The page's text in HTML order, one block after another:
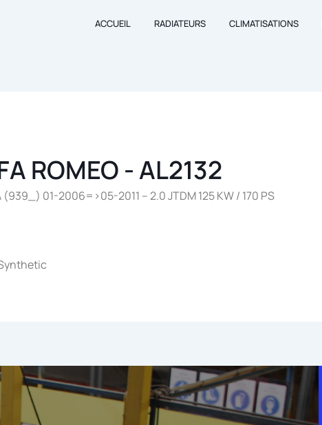
ACCUEIL RADIATEURS CLIMATISATIONS
ROMEO - AL2132
(939_) 01-2006=>05-2011 – 2.0 JTDM 125 KW / 170 PS